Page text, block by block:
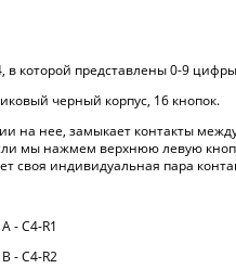
в которой представлены 0-9
черный корпус, 16 кнопок.
на нее, замыкает контакты
мы нажмем верхнюю левую
своя индивидуальная пара
- C4-R1
- C4-R2